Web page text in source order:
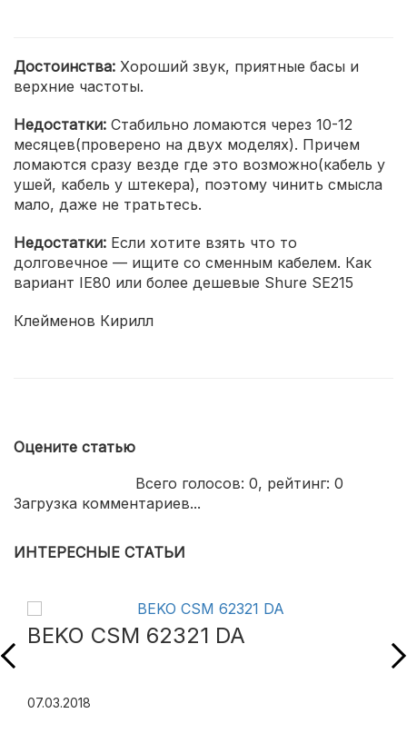
Достоинства: Хороший звук, приятные басы и
верхние частоты.
Недостатки: Стабильно ломаются через 10-12
месяцев(проверено на двух моделях). Причем
ломаются сразу везде где это возможно(кабель у
ушей, кабель у штекера), поэтому чинить смысла
мало, даже не тратьтесь.
Недостатки: Если хотите взять что то
долговечное — ищите со сменным кабелем. Как
вариант IE80 или более дешевые Shure SE215
Клейменов Кирилл
Оцените статью
Всего голосов: 0, рейтинг: 0
Загрузка комментариев...
ИНТЕРЕСНЫЕ СТАТЬИ
BEKO CSM 62321 DA
07.03.2018